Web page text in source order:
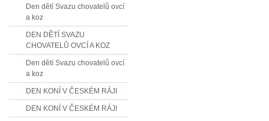
Den dětí Svazu chovatelů ovcí
a koz
DEN DĚTÍ SVAZU
CHOVATELŮ OVCÍ A KOZ
Den dětí Svazu chovatelů ovcí
a koz
DEN KONÍ V ČESKÉM RÁJI
DEN KONÍ V ČESKÉM RÁJI